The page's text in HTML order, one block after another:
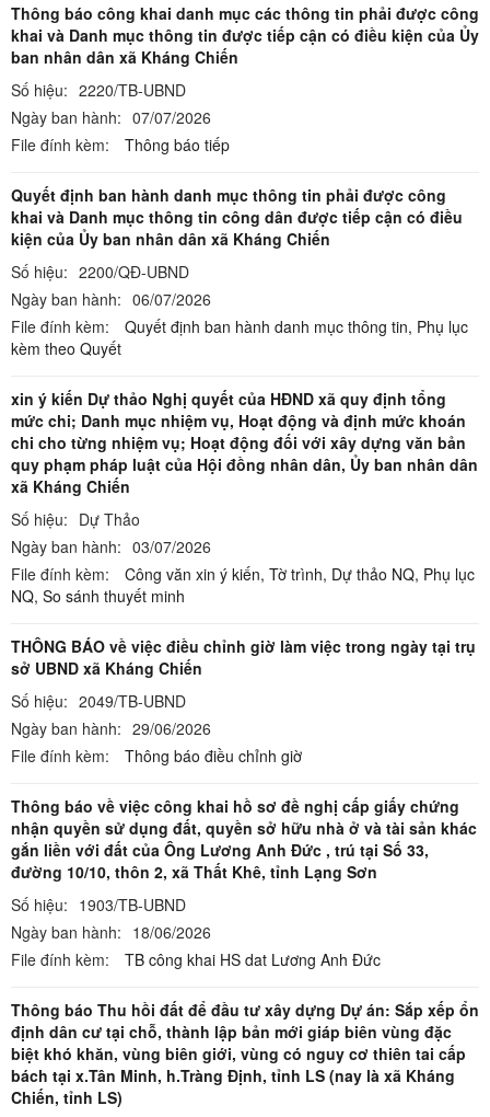
Thông báo công khai danh mục các thông tin phải được công
khai và Danh mục thông tin được tiếp cận có điều kiện của Ủy
ban nhân dân xã Kháng Chiến
Số hiệu: 2220/TB-UBND
Ngày ban hành: 07/07/2026
File đính kèm:
Thông báo tiếp
Quyết định ban hành danh mục thông tin phải được công
khai và Danh mục thông tin công dân được tiếp cận có điều
kiện của Ủy ban nhân dân xã Kháng Chiến
Số hiệu: 2200/QĐ-UBND
Ngày ban hành: 06/07/2026
File đính kèm:
Quyết định ban hành danh mục thông tin, Phụ lục
kèm theo Quyết
xin ý kiến Dự thảo Nghị quyết của HĐND xã quy định tổng
mức chi; Danh mục nhiệm vụ, Hoạt động và định mức khoán
chi cho từng nhiệm vụ; Hoạt động đối với xây dựng văn bản
quy phạm pháp luật của Hội đồng nhân dân, Ủy ban nhân dân
xã Kháng Chiến
Số hiệu: Dự Thảo
Ngày ban hành: 03/07/2026
File đính kèm:
Công văn xin ý kiến, Tờ trình, Dự thảo NQ, Phụ lục
NQ, So sánh thuyết minh
THÔNG BÁO về việc điều chỉnh giờ làm việc trong ngày tại trụ
sở UBND xã Kháng Chiến
Số hiệu: 2049/TB-UBND
Ngày ban hành: 29/06/2026
File đính kèm:
Thông báo điều chỉnh giờ
Thông báo về việc công khai hồ sơ đề nghị cấp giấy chứng
nhận quyền sử dụng đất, quyền sở hữu nhà ở và tài sản khác
gắn liền với đất của Ông Lương Anh Đức , trú tại Số 33,
đường 10/10, thôn 2, xã Thất Khê, tỉnh Lạng Sơn
Số hiệu: 1903/TB-UBND
Ngày ban hành: 18/06/2026
File đính kèm:
TB công khai HS dat Lương Anh Đức
Thông báo Thu hồi đất để đầu tư xây dựng Dự án: Sắp xếp ổn
định dân cư tại chỗ, thành lập bản mới giáp biên vùng đặc
biệt khó khăn, vùng biên giới, vùng có nguy cơ thiên tai cấp
bách tại x.Tân Minh, h.Tràng Định, tỉnh LS (nay là xã Kháng
Chiến, tỉnh LS)